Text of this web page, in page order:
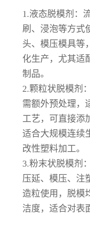
1.液态脱模剂：
刷、浸泡等方式
头、模压模具等
化生产，尤其适
制品。
2.颗粒状脱模剂
需额外预处理，
工艺，可直接添
适合大规模连续
改性塑料加工。
3.粉末状脱模剂
压延、模压、注
造粒使用，脱模
洁度，适合对表